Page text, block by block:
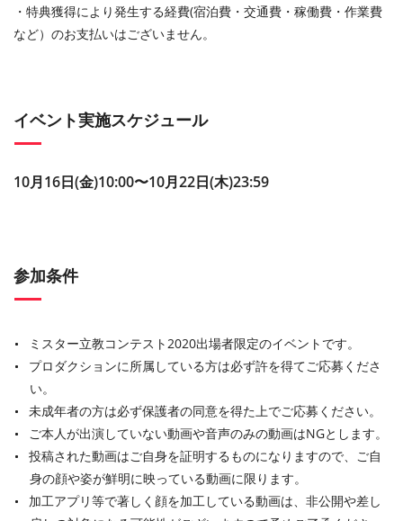
・特典獲得により発⽣する経費(宿泊費・交通費・稼働費・作業費
など）のお⽀払いはございません。
イベント実施スケジュール
10⽉16⽇(金)10:00〜10⽉22⽇(木)23:59
参加条件
ミスター立教コンテスト2020出場者限定のイベントです。
プロダクションに所属している⽅は必ず許を得てご応募くださ
い。
未成年者の⽅は必ず保護者の同意を得た上でご応募ください。
ご本⼈が出演していない動画や⾳声のみの動画はNGとします。
投稿された動画はご⾃⾝を証明するものになりますので、ご⾃
⾝の顔や姿が鮮明に映っている動画に限ります。
加⼯アプリ等で著しく顔を加⼯している動画は、⾮公開や差し